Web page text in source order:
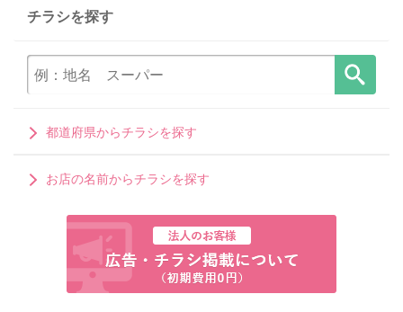
チラシを探す
都道府県からチラシを探す
お店の名前からチラシを探す